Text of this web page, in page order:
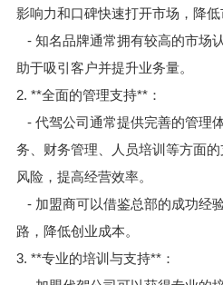
影响力和口碑快速打开市场，降低
- 知名品牌通常拥有较高的市场
助于吸引客户并提升业务量。
2. **全面的管理支持**：
- 代驾公司通常提供完善的管理
务、财务管理、人员培训等方面
风险，提高经营效率。
- 加盟商可以借鉴总部的成功经
路，降低创业成本。
3. **专业的培训与支持**：